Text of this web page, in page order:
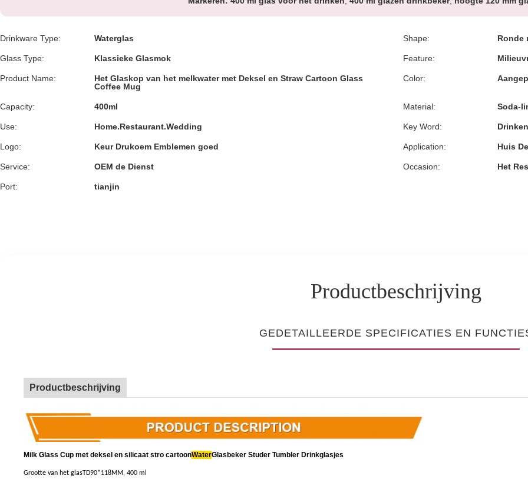
Drinkware Type: Waterglas Shape: Ronde
Glass Type: Klassieke Glasmok Feature:
Product Name:
Het Glaskop van het melkwater met Deksel en Straw Cartoon Glass
Coffee Mug
Color:
Capacity: 400ml Material: Soda-
Use: Home.Restaurant.Wedding Key Word:
Logo: Keur Drukoem Emblemen goed Application: Huis
Service: OEM de Dienst Occasion: Het
Port: tianjin
Productbeschrijving
GEDETAILLEERDE SPECIFICATIES EN
Productbeschrijving
Milk Glass Cup met deksel en silicaat stro cartoonWaterGlasbeker Studer Tumbler Drinkglasjes
Grootte van het glasTD90*118MM, 400 ml